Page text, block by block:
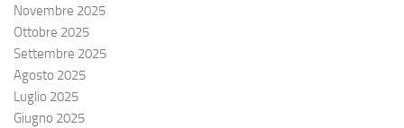
Novembre 2025
Ottobre 2025
Settembre 2025
Agosto 2025
Luglio 2025
Giugno 2025